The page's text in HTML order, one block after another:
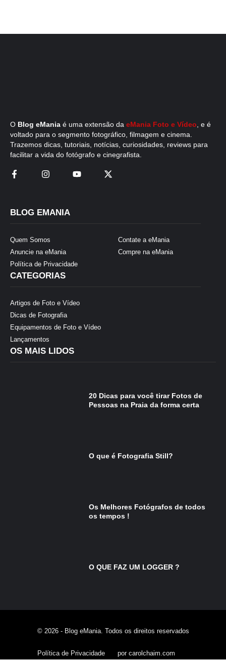
O Blog eMania é uma extensão da eMania Foto e Vídeo , e é
voltado para o segmento fotográfico, filmagem e cinema.
Trazemos dicas, tutoriais, notícias, curiosidades, reviews para
facilitar a vida do fotógrafo e cinegrafista.
BLOG EMANIA
Quem Somos
Anuncie na eMania
Política de Privacidade
Contate a eMania
Compre na eMania
CATEGORIAS
Artigos de Foto e Vídeo
Dicas de Fotografia
Equipamentos de Foto e Vídeo
Lançamentos
OS MAIS LIDOS
20 Dicas para você tirar Fotos de
Pessoas na Praia da forma certa
O que é Fotografia Still?
Os Melhores Fotógrafos de todos
os tempos !
O QUE FAZ UM LOGGER ?
© 2026 - Blog eMania. Todos os direitos reservados
Política de Privacidade por carolchaim.com